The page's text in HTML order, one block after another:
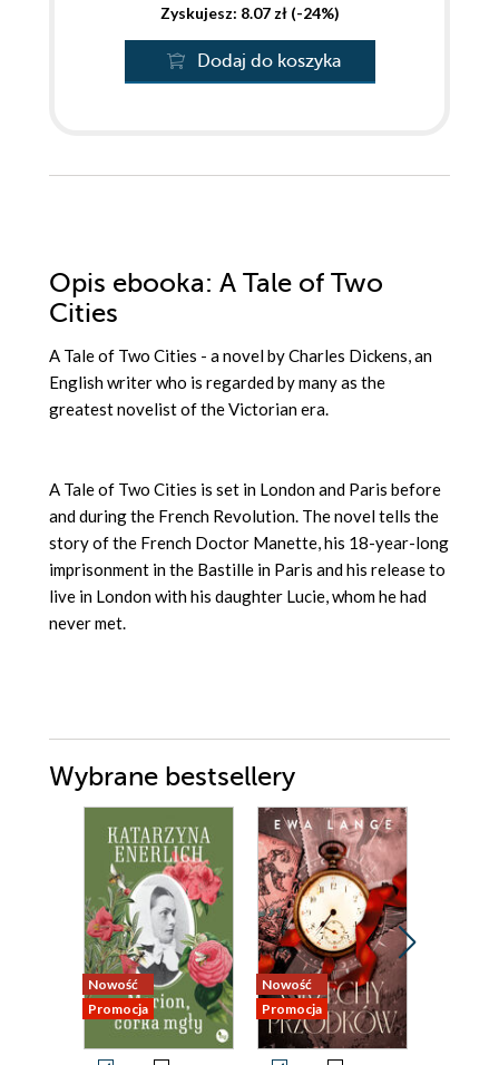
Zyskujesz: 8.07 zł (-24%)
Dodaj do koszyka
Opis ebooka: A Tale of Two
Cities
A Tale of Two Cities - a novel by Charles Dickens, an
English writer who is regarded by many as the
greatest novelist of the Victorian era.
A Tale of Two Cities is set in London and Paris before
and during the French Revolution. The novel tells the
story of the French Doctor Manette, his 18-year-long
imprisonment in the Bastille in Paris and his release to
live in London with his daughter Lucie, whom he had
never met.
Wybrane bestsellery
Nowość
Promocja
Nowość
Promocja